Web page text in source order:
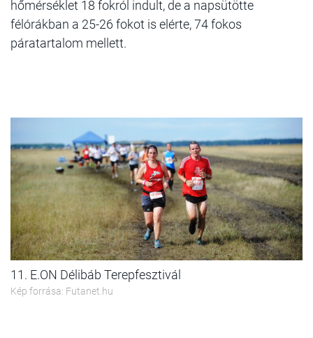
hőmérséklet 18 fokról indult, de a napsütötte
félórákban a 25-26 fokot is elérte, 74 fokos
páratartalom mellett.
11. E.ON Délibáb Terepfesztivál
Kép forrása: Futanet.hu